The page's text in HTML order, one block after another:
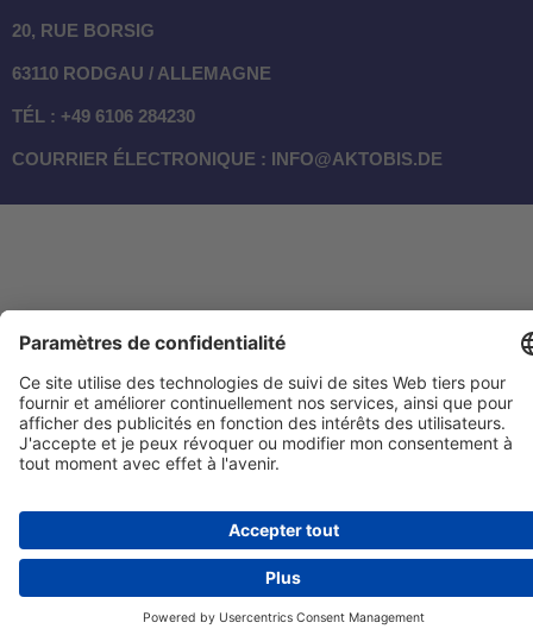
20, RUE BORSIG
63110 RODGAU / ALLEMAGNE
TÉL : +49 6106 284230
COURRIER ÉLECTRONIQUE : INFO@AKTOBIS.DE
À propos de l'authenticité des avis